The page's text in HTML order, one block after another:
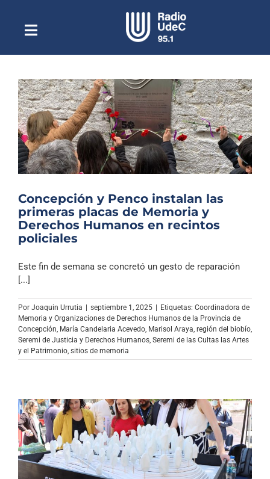
contenidoToggle
NavigationEscuchar Radio UdeC en vivo
Quiénes Somos
Programación
Podcast
Noticias
Columnas
Música Clásica
Concepción y Penco instalan las
primeras placas de Memoria y
Derechos Humanos en recintos
policiales
Este fin de semana se concretó un gesto de reparación
[...]
Por Joaquin Urrutia | septiembre 1, 2025 | Etiquetas: Coordinadora de
Memoria y Organizaciones de Derechos Humanos de la Provincia de
Concepción María Candelaria Acevedo Marisol Araya región del biobío
Seremi de Justicia y Derechos Humanos Seremi de las Cultas las Artes
y el Patrimonio sitios de memoria